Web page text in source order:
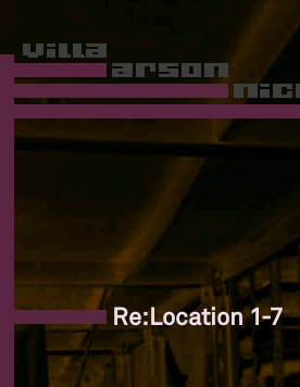
Re:Location 1-7